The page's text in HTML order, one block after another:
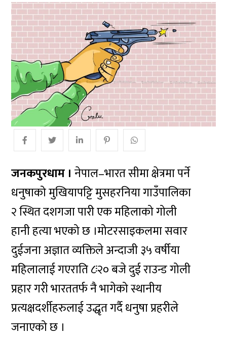
जनकपुरधाम । नेपाल–भारत सीमा क्षेत्रमा पर्ने
धनुषाको मुखियापट्टि मुसहरनिया गाउँपालिका
२ स्थित दशगजा पारी एक महिलाको गोली
हानी हत्या भएको छ ।मोटरसाइकलमा सवार
दुईजना अज्ञात व्यक्तिले अन्दाजी ३५ वर्षीया
महिलालाई गएराति ८ः२० बजे दुई राउन्ड गोली
प्रहार गरी भारततर्फ नै भागेको स्थानीय
प्रत्यक्षदर्शीहरुलाई उद्धृत गर्दै धनुषा प्रहरीले
जनाएको छ ।